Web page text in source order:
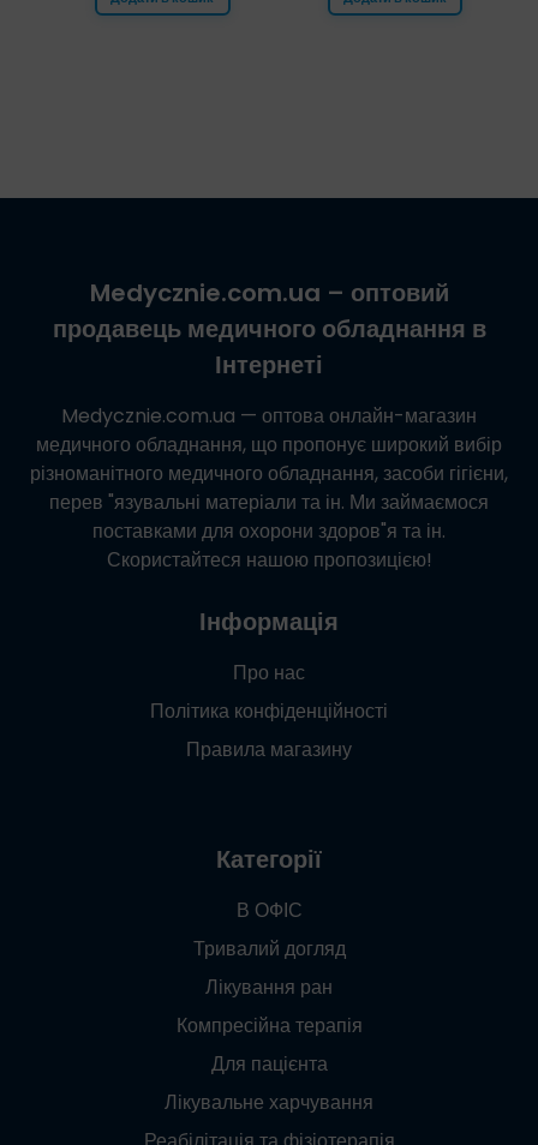
Medycznie.com.ua – оптовий
продавець медичного обладнання в
Інтернеті
Medycznie.com.ua — оптова онлайн-магазин
медичного обладнання, що пропонує широкий вибір
різноманітного медичного обладнання, засоби гігієни,
перев "язувальні матеріали та ін. Ми займаємося
поставками для охорони здоров"я та ін.
Скористайтеся нашою пропозицією!
Інформація
Про нас
Політика конфіденційності
Правила магазину
Категорії
В ОФІС
Тривалий догляд
Лікування ран
Компресійна терапія
Для пацієнта
Лікувальне харчування